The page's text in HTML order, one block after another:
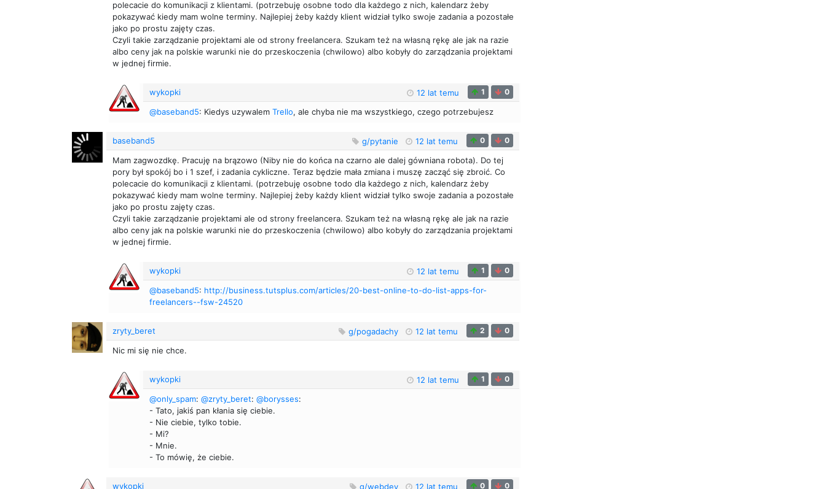
polecacie do komunikacji z klientami. (potrzebuję osobne todo dla każdego z nich, kalendarz żeby
pokazywać kiedy mam wolne terminy. Najlepiej żeby każdy klient widział tylko swoje zadania a pozostałe
jako po prostu zajęty czas.
Czyli takie zarządzanie projektami ale od strony freelancera. Szukam też na własną rękę ale jak na razie
albo ceny jak na polskie warunki nie do przeskoczenia (chwilowo) albo kobyły do zarządzania projektami
w jednej firmie.
wykopki 12 lat temu 1 0
@baseband5: Kiedys uzywalem Trello, ale chyba nie ma wszystkiego, czego potrzebujesz
baseband5 g/pytanie 12 lat temu 0 0
Mam zagwozdkę. Pracuję na brązowo (Niby nie do końca na czarno ale dalej gówniana robota). Do tej
pory był spokój bo i 1 szef, i zadania cykliczne. Teraz będzie mała zmiana i muszę zacząć się zbroić. Co
polecacie do komunikacji z klientami. (potrzebuję osobne todo dla każdego z nich, kalendarz żeby
pokazywać kiedy mam wolne terminy. Najlepiej żeby każdy klient widział tylko swoje zadania a pozostałe
jako po prostu zajęty czas.
Czyli takie zarządzanie projektami ale od strony freelancera. Szukam też na własną rękę ale jak na razie
albo ceny jak na polskie warunki nie do przeskoczenia (chwilowo) albo kobyły do zarządzania projektami
w jednej firmie.
wykopki 12 lat temu 1 0
@baseband5: http://business.tutsplus.com/articles/20-best-online-to-do-list-apps-for-
freelancers--fsw-24520
zryty_beret g/pogadachy 12 lat temu 2 0
Nic mi się nie chce.
wykopki 12 lat temu 1 0
@only_spam: @zryty_beret: @borysses:
- Tato, jakiś pan kłania się ciebie.
- Nie ciebie, tylko tobie.
- Mi?
- Mnie.
- To mówię, że ciebie.
wykopki g/webdev 12 lat temu 0 0